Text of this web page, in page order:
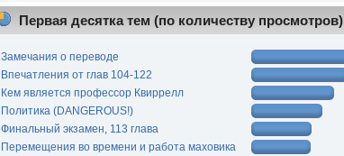
Первая десятка тем (по количеству просмотров)
Замечания о переводе
Впечатления от глав 104-122
Кем является профессор Квиррелл
Политика (DANGEROUS!)
Финальный экзамен, 113 глава
Перемещения во времени и работа маховика